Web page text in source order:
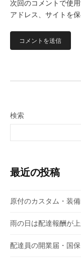
次回のコメントで使
アドレス、サイトを保
検索
最近の投稿
原付のカスタム・装
雨の日は配達報酬が
配達員の開業届・国